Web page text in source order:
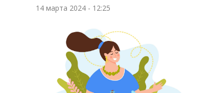
14 марта 2024 - 12:25